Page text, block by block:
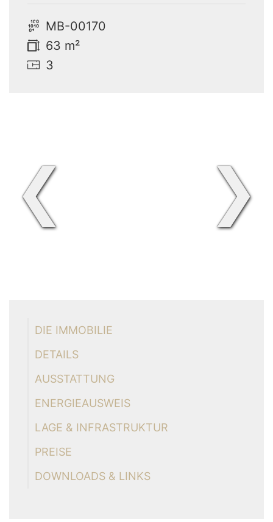
MB-00170
63 m²
3
❮ ❯
DIE IMMOBILIE
DETAILS
AUSSTATTUNG
ENERGIEAUSWEIS
LAGE & INFRASTRUKTUR
PREISE
DOWNLOADS & LINKS